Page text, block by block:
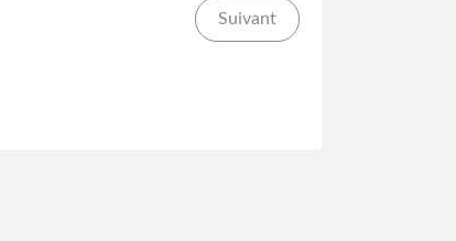
Suivant